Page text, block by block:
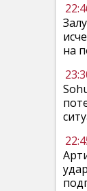
на